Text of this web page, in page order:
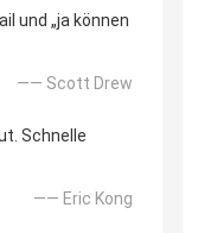
und „ja können
—— Scott Drew
Schnelle
—— Eric Kong